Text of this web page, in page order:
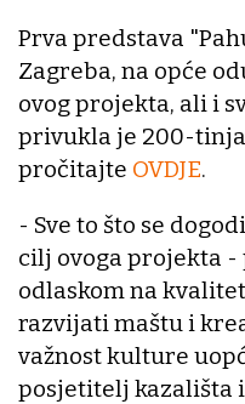
Prva predstava
Zagreba, na opće
ovog projekta, ali i
privukla je 200-
pročitajte OVDJE.
- Sve to što se
cilj ovoga projekta
odlaskom na
razvijati maštu i
važnost kulture
posjetitelj kazališta